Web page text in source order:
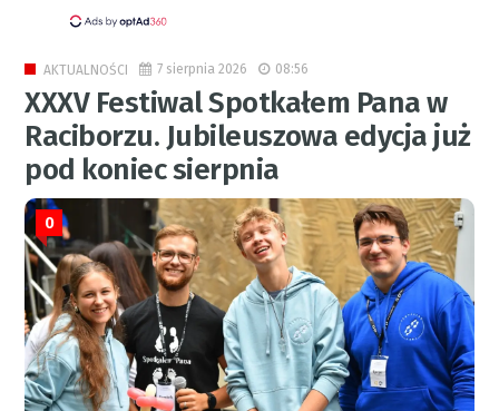
AKTUALNOŚCI 7 sierpnia 2026 08:56
XXXV Festiwal Spotkałem Pana w
Raciborzu. Jubileuszowa edycja już
pod koniec sierpnia
0